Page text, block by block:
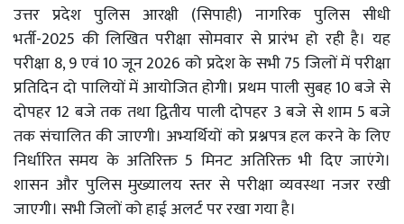
उत्तर प्रदेश पुलिस आरक्षी (सिपाही) नागरिक पुलिस सीधी
भर्ती-2025 की लिखित परीक्षा सोमवार से प्रारंभ हो रही है। यह
परीक्षा 8, 9 एवं 10 जून 2026 को प्रदेश के सभी 75 जिलों में परीक्षा
प्रतिदिन दो पालियों में आयोजित होगी। प्रथम पाली सुबह 10 बजे से
दोपहर 12 बजे तक तथा द्वितीय पाली दोपहर 3 बजे से शाम 5 बजे
तक संचालित की जाएगी। अभ्यर्थियों को प्रश्नपत्र हल करने के लिए
निर्धारित समय के अतिरिक्त 5 मिनट अतिरिक्त भी दिए जाएंगे।
शासन और पुलिस मुख्यालय स्तर से परीक्षा व्यवस्था नजर रखी
जाएगी। सभी जिलों को हाई अलर्ट पर रखा गया है।